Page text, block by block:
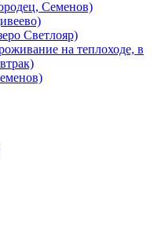
Семенов)
Светлояр)
на теплоходе, в